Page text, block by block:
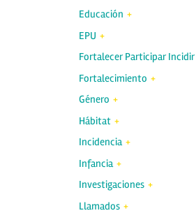
Educación
EPU
Fortalecer Participar Incidir
Fortalecimiento
Género
Hábitat
Incidencia
Infancia
Investigaciones
Llamados